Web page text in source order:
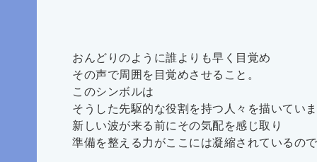
おんどりのように誰よりも早く目覚め
その声で周囲を目覚めさせること。
このシンボルは
そうした先駆的な役割を持つ人々を描いていま
新しい波が来る前にその気配を感じ取り
準備を整える力がここには凝縮されているので